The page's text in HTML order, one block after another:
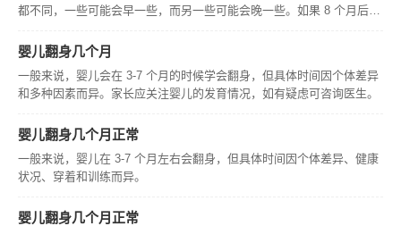
都不同，一些可能会早一些，而另一些可能会晚一些。如果 8 个月后还
康状况、体重和体型、穿着、环境等。
婴儿翻身几个月
一般来说，婴儿会在 3-7 个月的时候学会翻身，但具体时间因个体差异
和多种因素而异。家长应关注婴儿的发育情况，如有疑虑可咨询医生。
婴儿翻身几个月正常
一般来说，婴儿在 3-7 个月左右会翻身，但具体时间因个体差异、健康
状况、穿着和训练而异。
婴儿翻身几个月正常